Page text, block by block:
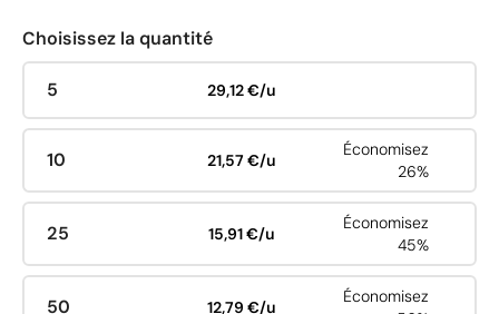
Choisissez la quantité
5 29,12 €/u
10 21,57 €/u
Économisez
26%
25 15,91 €/u
Économisez
45%
50 12,79 €/u
Économisez